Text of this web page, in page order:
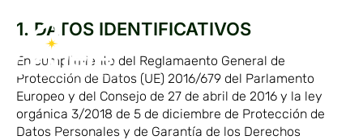
1. DATOS IDENTIFICATIVOS
En cumplimiento del Reglamaento General de
Protección de Datos (UE) 2016/679 del Parlamento
Europeo y del Consejo de 27 de abril de 2016 y la ley
orgánica 3/2018 de 5 de diciembre de Protección de
Datos Personales y de Garantía de los Derechos